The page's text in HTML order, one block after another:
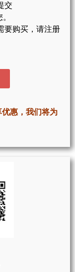
交
要购买，请注册
惠，我们将为